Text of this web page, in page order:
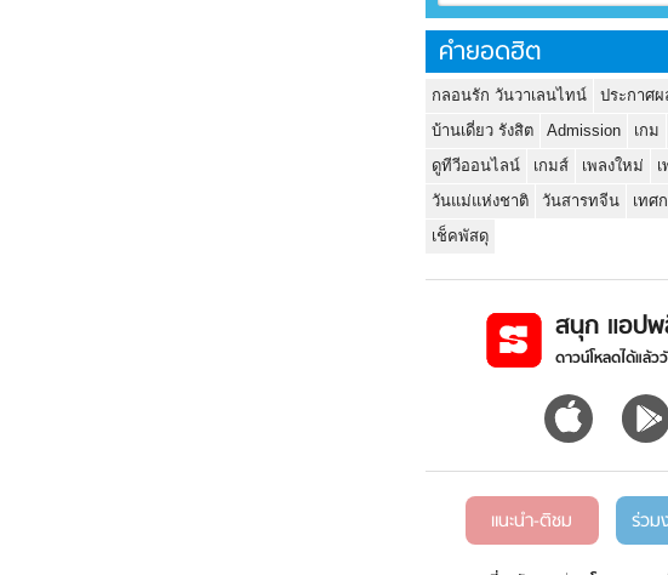
คำยอดฮิต
กลอนรัก วันวาเลนไทน์
ประกาศผ
บ้านเดี่ยว รังสิต
Admission เกม
ดูทีวีออนไลน์
เกมส์ เพลงใหม่
วันแม่แห่งชาติ
วันสารทจีน
เทศ
เช็คพัสดุ
สนุก แอป
ดาวน์โหลดได้แล้ว
แนะนำ-ติชม ร่วม